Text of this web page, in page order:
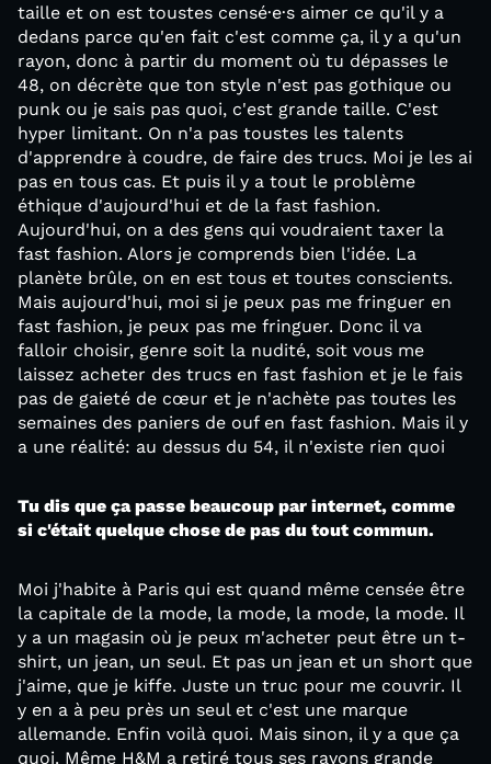
taille et on est toustes censé·e·s aimer ce qu'il y a
dedans parce qu'en fait c'est comme ça, il y a qu'un
rayon, donc à partir du moment où tu dépasses le
48, on décrète que ton style n'est pas gothique ou
punk ou je sais pas quoi, c'est grande taille. C'est
hyper limitant. On n'a pas toustes les talents
d'apprendre à coudre, de faire des trucs. Moi je les ai
pas en tous cas. Et puis il y a tout le problème
éthique d'aujourd'hui et de la fast fashion.
Aujourd'hui, on a des gens qui voudraient taxer la
fast fashion. Alors je comprends bien l'idée. La
planète brûle, on en est tous et toutes conscients.
Mais aujourd'hui, moi si je peux pas me fringuer en
fast fashion, je peux pas me fringuer. Donc il va
falloir choisir, genre soit la nudité, soit vous me
laissez acheter des trucs en fast fashion et je le fais
pas de gaieté de cœur et je n'achète pas toutes les
semaines des paniers de ouf en fast fashion. Mais il y
a une réalité: au dessus du 54, il n'existe rien quoi
Tu dis que ça passe beaucoup par internet, comme
si c'était quelque chose de pas du tout commun.
Moi j'habite à Paris qui est quand même censée être
la capitale de la mode, la mode, la mode, la mode. Il
y a un magasin où je peux m'acheter peut être un t-
shirt, un jean, un seul. Et pas un jean et un short que
j'aime, que je kiffe. Juste un truc pour me couvrir. Il
y en a à peu près un seul et c'est une marque
allemande. Enfin voilà quoi. Mais sinon, il y a que ça
quoi. Même H&M a retiré tous ses rayons grande